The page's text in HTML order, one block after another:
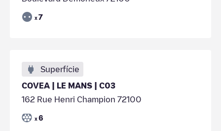
x 7
Superfície
COVEA | LE MANS | C03
162 Rue Henri Champion 72100
x 6